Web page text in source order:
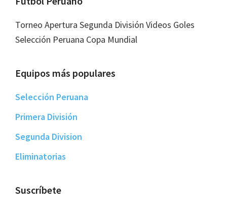
Torneo Apertura Segunda División Videos Goles
Selección Peruana Copa Mundial
Equipos más populares
Selección Peruana
Primera División
Segunda Division
Eliminatorias
Suscríbete